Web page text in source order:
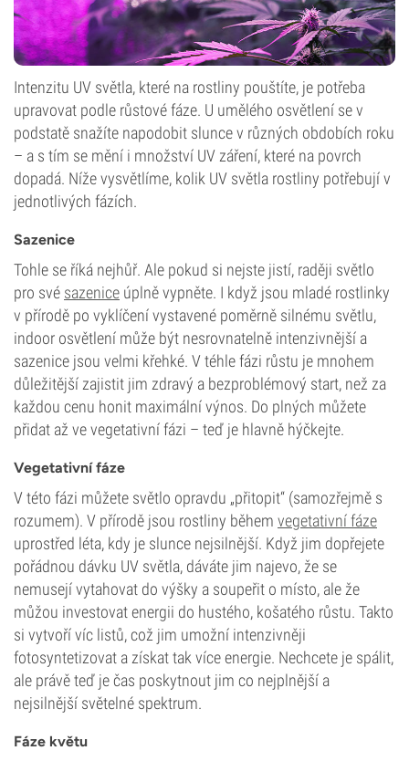
Intenzitu UV světla, které na rostliny pouštíte, je potřeba
upravovat podle růstové fáze. U umělého osvětlení se v
podstatě snažíte napodobit slunce v různých obdobích roku
– a s tím se mění i množství UV záření, které na povrch
dopadá. Níže vysvětlíme, kolik UV světla rostliny potřebují v
jednotlivých fázích.
Sazenice
Tohle se říká nejhůř. Ale pokud si nejste jistí, raději světlo
pro své sazenice úplně vypněte. I když jsou mladé rostlinky
v přírodě po vyklíčení vystavené poměrně silnému světlu,
indoor osvětlení může být nesrovnatelně intenzivnější a
sazenice jsou velmi křehké. V téhle fázi růstu je mnohem
důležitější zajistit jim zdravý a bezproblémový start, než za
každou cenu honit maximální výnos. Do plných můžete
přidat až ve vegetativní fázi – teď je hlavně hýčkejte.
Vegetativní fáze
V této fázi můžete světlo opravdu „přitopit“ (samozřejmě s
rozumem). V přírodě jsou rostliny během vegetativní fáze
uprostřed léta, kdy je slunce nejsilnější. Když jim dopřejete
pořádnou dávku UV světla, dáváte jim najevo, že se
nemusejí vytahovat do výšky a soupeřit o místo, ale že
můžou investovat energii do hustého, košatého růstu. Takto
si vytvoří víc listů, což jim umožní intenzivněji
fotosyntetizovat a získat tak více energie. Nechcete je spálit,
ale právě teď je čas poskytnout jim co nejplnější a
nejsilnější světelné spektrum.
Fáze květu